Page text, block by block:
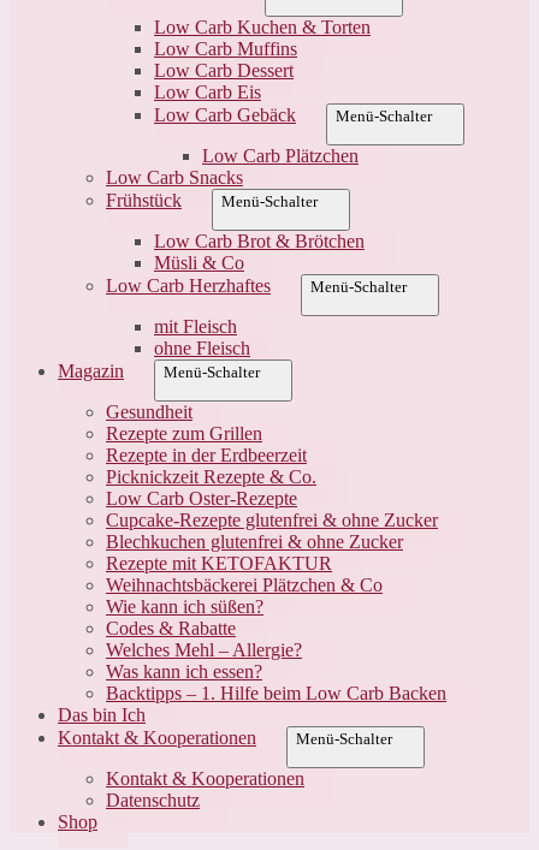
Low Carb Kuchen & Torten
Low Carb Muffins
Low Carb Dessert
Low Carb Eis
Low Carb Gebäck
Menü-Schalter
Low Carb Plätzchen
Low Carb Snacks
Frühstück
Menü-Schalter
Low Carb Brot & Brötchen
Müsli & Co
Low Carb Herzhaftes
Menü-Schalter
mit Fleisch
ohne Fleisch
Magazin
Menü-Schalter
Gesundheit
Rezepte zum Grillen
Rezepte in der Erdbeerzeit
Picknickzeit Rezepte & Co.
Low Carb Oster-Rezepte
Cupcake-Rezepte glutenfrei & ohne Zucker
Blechkuchen glutenfrei & ohne Zucker
Rezepte mit KETOFAKTUR
Weihnachtsbäckerei Plätzchen & Co
Wie kann ich süßen?
Codes & Rabatte
Welches Mehl – Allergie?
Was kann ich essen?
Backtipps – 1. Hilfe beim Low Carb Backen
Das bin Ich
Kontakt & Kooperationen
Menü-Schalter
Kontakt & Kooperationen
Datenschutz
Shop